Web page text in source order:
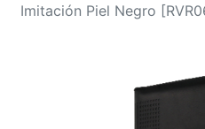
Imitación Piel Negro